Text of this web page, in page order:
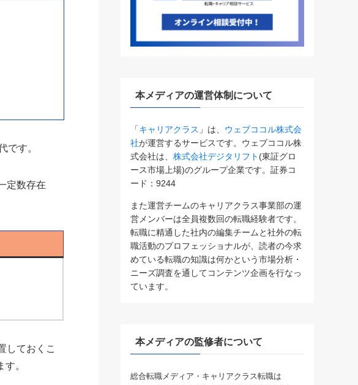
です。
定数存在
しておくこ
。
本メディアの運営体制について
「キャリアクラス 」は、 ウェブココル株式会
社が運営するサービスです。ウェブココル株
式会社は、 株式会社デジタリフト (東証グロ
ース市場上場)のグループ企業です。証券コ
ード：9244
また運営チームのキャリアクラス事業部の運
営メンバーは全員複数回の転職経験者です。
転職に精通した社内の編集チームと社外の転
職活動のプロフェッショナルが、読者の今求
めている転職の知識は何かという市場分析・
ニーズ調査を通してコンテンツ企画を行なっ
ています。
本メディアの監修者について
総合転職メディア・キャリアクラス転職は